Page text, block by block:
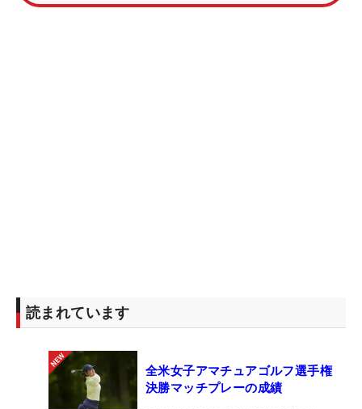
読まれています
全米女子アマチュアゴルフ選手権
決勝マッチプレーの成績